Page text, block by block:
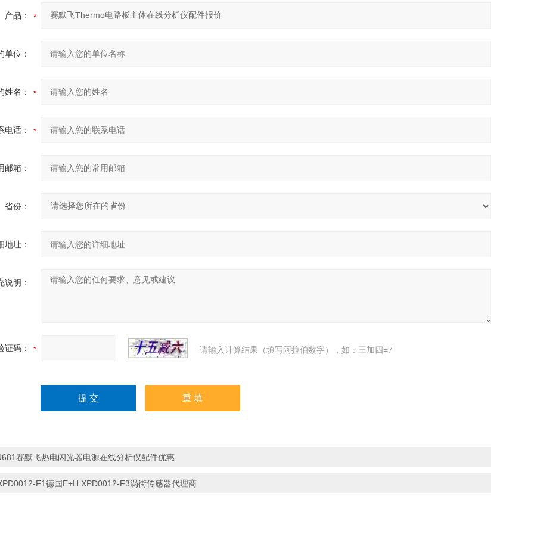
产品：
单位：
姓名：
电话：
邮箱：
省份：
地址：
说明：
证码： 请输入计算结果（填写阿拉伯数字），如：三加四=7
赛默飞热电闪光器电源在线分析仪配件优惠
F1德国E+H XPD0012-F3涡街传感器代理商